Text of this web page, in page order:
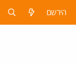
הירשם